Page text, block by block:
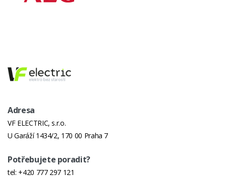
Adresa
VF ELECTRIC, s.r.o.
U Garáží 1434/2, 170 00 Praha 7
Potřebujete poradit?
tel: +420 777 297 121